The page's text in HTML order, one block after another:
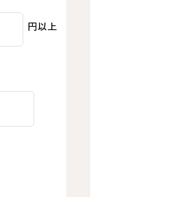
円以上